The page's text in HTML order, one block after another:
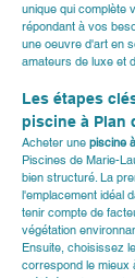
unique qui complète
répondant à vos
une oeuvre d'art en
amateurs de luxe et
Les étapes
piscine à Plan
Acheter une piscine
Piscines de Marie-
bien structuré. La
l'emplacement idéal
tenir compte de
végétation
Ensuite, choisissez
correspond le mieux